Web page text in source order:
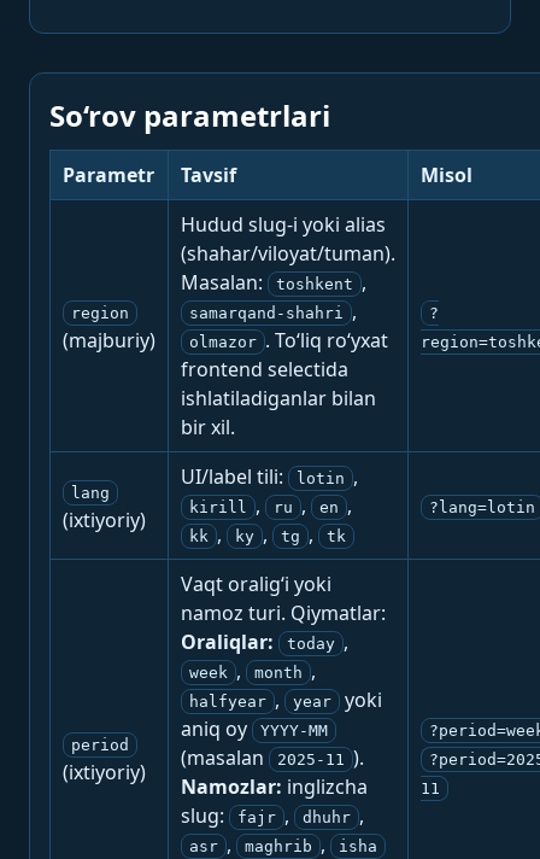
So‘rov parametrlari
Parametr Tavsif Misol
region
(majburiy)
Hudud slug-i yoki alias
(shahar/viloyat/tuman).
Masalan:
toshkent ,
samarqand-shahri ,
olmazor . To‘liq ro‘yxat
frontend selectida
ishlatiladiganlar bilan
bir xil.
?
lang
(ixtiyoriy)
UI/label tili: lotin ,
kirill , ru , en ,
kk , ky , tg , tk
?lang=lotin
period
(ixtiyoriy)
Vaqt oralig‘i yoki
namoz turi. Qiymatlar:
Oraliqlar:
today ,
week , month ,
halfyear , year
yoki
aniq oy
YYYY-MM
(masalan 2025-11 ).
Namozlar: inglizcha
slug:
fajr , dhuhr ,
asr , maghrib , isha
11